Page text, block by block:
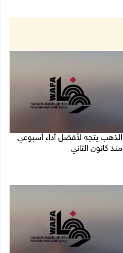
الذهب يتجه لأفضل أداء أسبوعي
منذ كانون الثاني